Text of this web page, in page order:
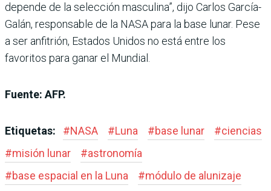
depende de la selección masculina”, dijo Carlos García-
Galán, responsable de la NASA para la base lunar. Pese
a ser anfitrión, Estados Unidos no está entre los
favoritos para ganar el Mundial.
Fuente: AFP.
Etiquetas: #NASA #Luna #base lunar #ciencias
#misión lunar #astronomía
#base espacial en la Luna #módulo de alunizaje